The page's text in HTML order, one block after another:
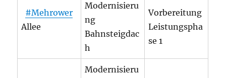
#Mehrower
Allee
Modernisieru
ng
Bahnsteigdac
h
Vorbereitung
Leistungspha
se 1
Modernisieru